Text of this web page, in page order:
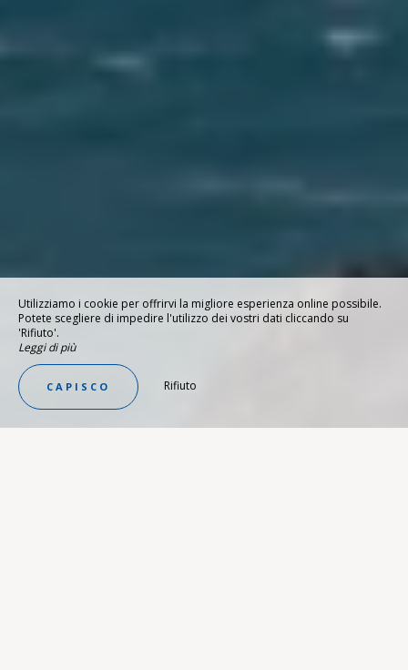
Utilizziamo i cookie per offrirvi la migliore esperienza online possibile.
Potete scegliere di impedire l'utilizzo dei vostri dati cliccando su
'Rifiuto'.
Leggi di più
CAPISCO Rifiuto